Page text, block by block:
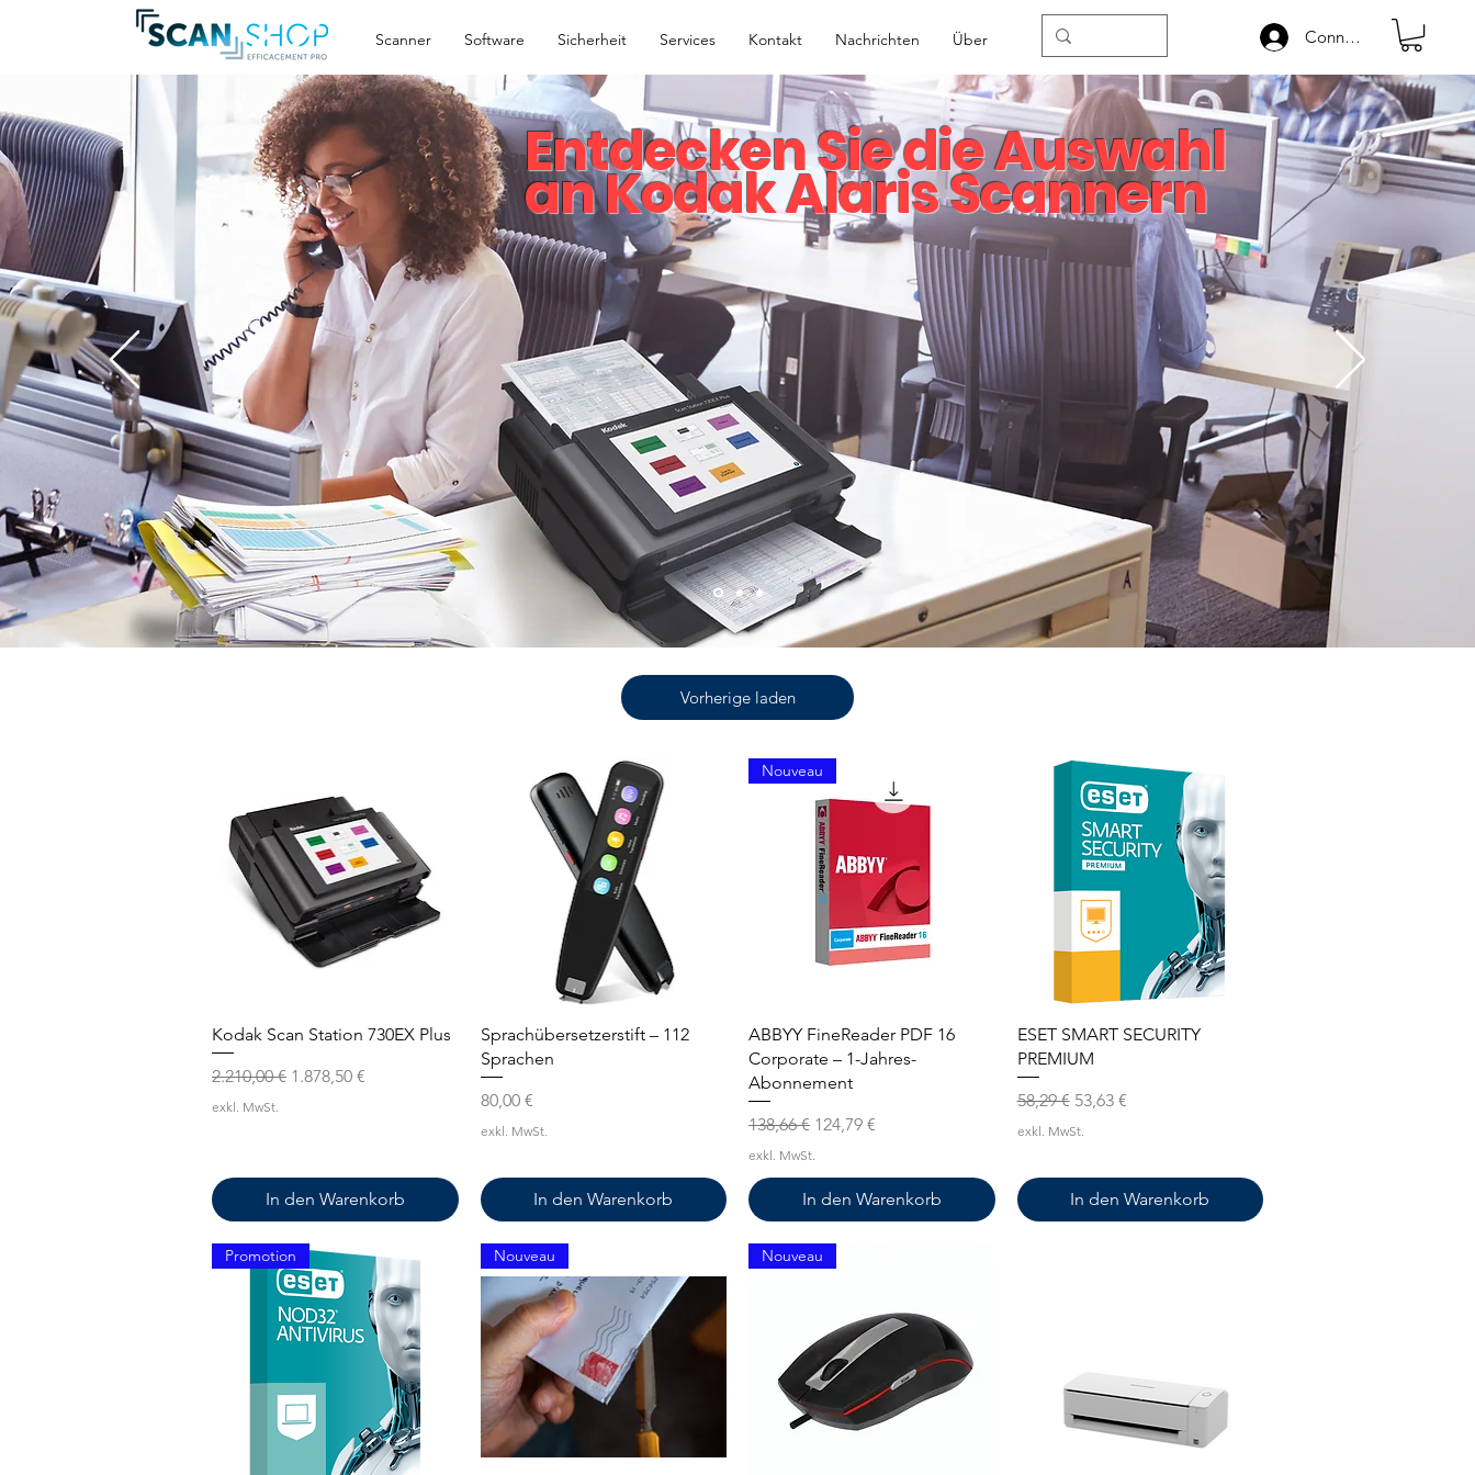
Connexion
Scanner Software Sicherheit Services Kontakt Nachrichten Über
Entdecken Sie die Auswahl
an Kodak Alaris Scannern
Vorherige laden
Schnellansicht
Kodak Scan Station 730EX Plus
Standardpreis
2.210,00 € Sale-Preis
1.878,50 €
exkl. MwSt.
In den Warenkorb
Schnellansicht
Sprachübersetzerstift – 112
Sprachen
Preis
80,00 €
exkl. MwSt.
In den Warenkorb
Schnellansicht
Nouveau
ABBYY FineReader PDF 16
Corporate – 1-Jahres-
Abonnement
Standardpreis
138,66 € Sale-Preis
124,79 €
exkl. MwSt.
In den Warenkorb
Schnellansicht
ESET SMART SECURITY
PREMIUM
Standardpreis
58,29 € Sale-Preis
53,63 €
exkl. MwSt.
In den Warenkorb
Promotion Nouveau Nouveau